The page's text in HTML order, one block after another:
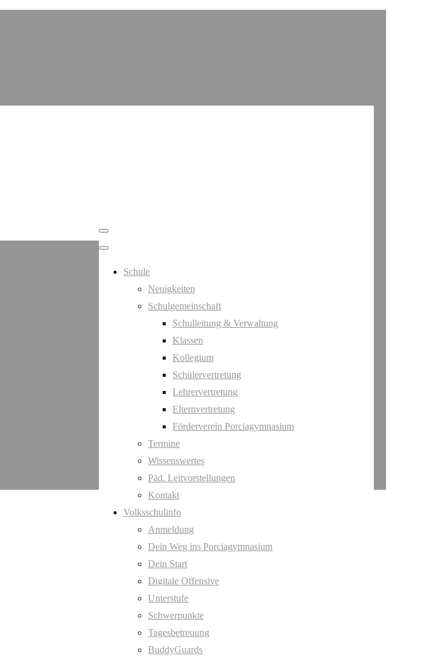
Schule
Neuigkeiten
Schulgemeinschaft
Schulleitung & Verwaltung
Klassen
Kollegium
Schülervertretung
Lehrervertretung
Elternvertretung
Förderverein Porciagymnasium
Termine
Wissenswertes
Päd. Leitvorstellungen
Kontakt
Volksschulinfo
Anmeldung
Dein Weg ins Porciagymnasium
Dein Start
Digitale Offensive
Unterstufe
Schwerpunkte
Tagesbetreuung
BuddyGuards